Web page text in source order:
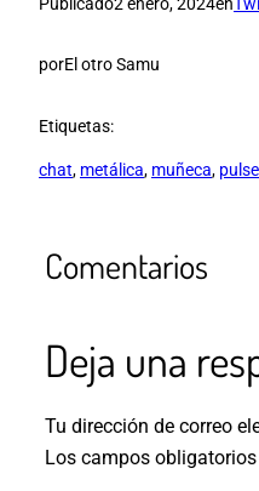
porEl otro Samu
Etiquetas:
chat, metálica, muñeca,
Comentarios
Deja una
Tu dirección de correo
Los campos